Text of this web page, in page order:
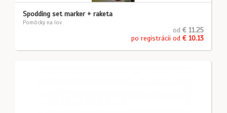
Spodding set marker + raketa
Pomôcky na lov
od € 11.25
po registrácii od € 10.13